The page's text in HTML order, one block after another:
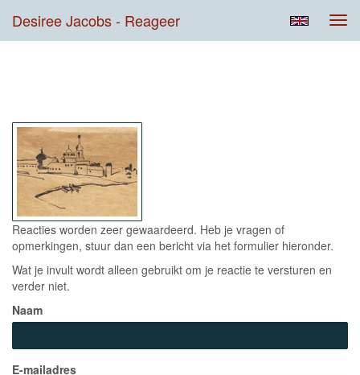
Desiree Jacobs - Reageer
Reacties worden zeer gewaardeerd. Heb je vragen of
opmerkingen, stuur dan een bericht via het formulier hieronder.
Wat je invult wordt alleen gebruikt om je reactie te versturen en
verder niet.
Naam
E-mailadres